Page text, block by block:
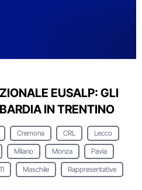
EUSALP: GLI
IN TRENTINO
Cremona CRL Lecco
Milano Monza Pavia
Maschile Rappresentative